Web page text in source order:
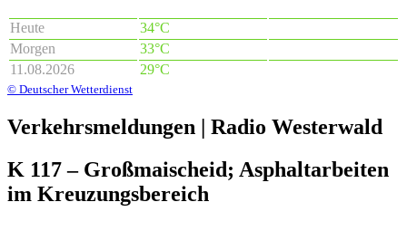
Heute
34°C
Morgen
33°C
11.08.2026
29°C
© Deutscher Wetterdienst
Verkehrsmeldungen | Radio Westerwald
K 117 – Großmaischeid; Asphaltarbeiten
im Kreuzungsbereich